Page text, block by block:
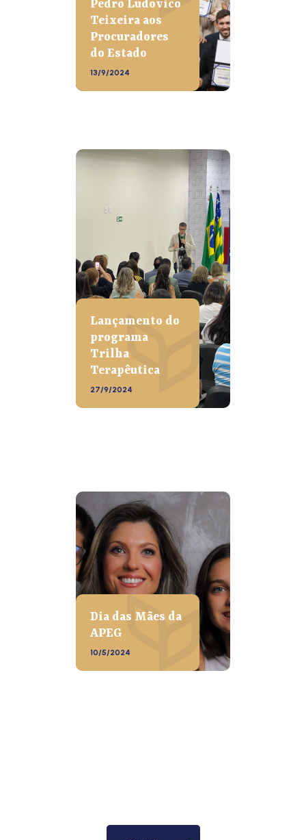
Pedro Ludovico
Teixeira aos
Procuradores
do Estado
13/9/2024
Lançamento do
programa
Trilha
Terapêutica
27/9/2024
Dia das Mães da
APEG
10/5/2024